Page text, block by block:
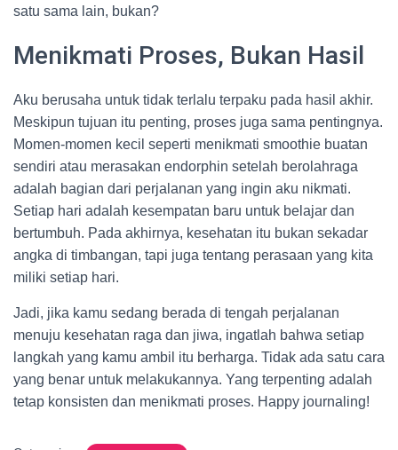
satu sama lain, bukan?
Menikmati Proses, Bukan Hasil
Aku berusaha untuk tidak terlalu terpaku pada hasil akhir.
Meskipun tujuan itu penting, proses juga sama pentingnya.
Momen-momen kecil seperti menikmati smoothie buatan
sendiri atau merasakan endorphin setelah berolahraga
adalah bagian dari perjalanan yang ingin aku nikmati.
Setiap hari adalah kesempatan baru untuk belajar dan
bertumbuh. Pada akhirnya, kesehatan itu bukan sekadar
angka di timbangan, tapi juga tentang perasaan yang kita
miliki setiap hari.
Jadi, jika kamu sedang berada di tengah perjalanan
menuju kesehatan raga dan jiwa, ingatlah bahwa setiap
langkah yang kamu ambil itu berharga. Tidak ada satu cara
yang benar untuk melakukannya. Yang terpenting adalah
tetap konsisten dan menikmati proses. Happy journaling!